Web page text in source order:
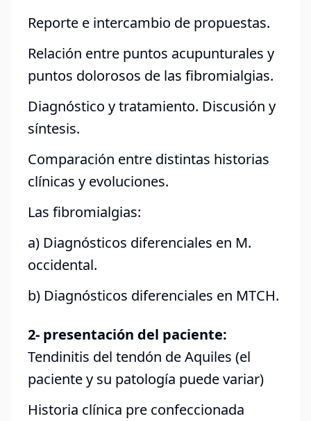
Reporte e intercambio de propuestas.
Relación entre puntos acupunturales y
puntos dolorosos de las fibromialgias.
Diagnóstico y tratamiento. Discusión y
síntesis.
Comparación entre distintas historias
clínicas y evoluciones.
Las fibromialgias:
a) Diagnósticos diferenciales en M.
occidental.
b) Diagnósticos diferenciales en MTCH.
2- presentación del paciente:
Tendinitis del tendón de Aquiles (el
paciente y su patología puede variar)
Historia clínica pre confeccionada